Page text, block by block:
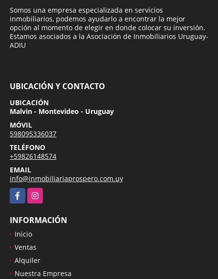
Somos una empresa especializada en servicios
inmobiliarios, podemos ayudarlo a encontrar la mejor
opción al momento de elegir en donde colocar su inversión.
Estamos asociados a la Asociación de Inmobiliarios Uruguay-
ADIU
UBICACIÓN Y CONTACTO
UBICACIÓN
Malvin - Montevideo - Uruguay
MÓVIL
598095336037
TELÉFONO
+59826148574
EMAIL
info@inmobiliariaprospero.com.uy
FacebookInstagram
INFORMACIÓN
Inicio
Ventas
Alquiler
Nuestra Empresa